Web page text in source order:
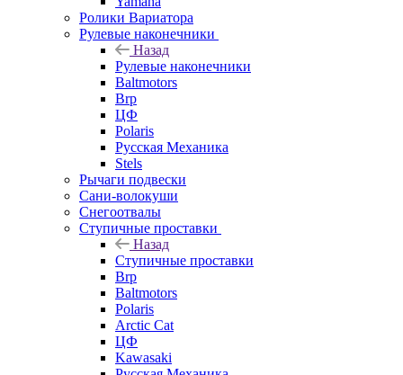
Ролики Вариатора
Рулевые наконечники
Назад
Рулевые наконечники
Baltmotors
Brp
ЦФ
Polaris
Русская Механика
Stels
Рычаги подвески
Сани-волокуши
Снегоотвалы
Ступичные проставки
Назад
Ступичные проставки
Brp
Baltmotors
Polaris
Arctic Cat
ЦФ
Kawasaki